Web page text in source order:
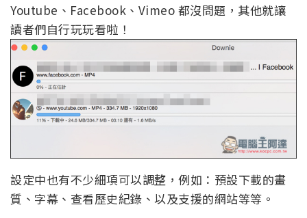
Youtube、Facebook、Vimeo 都沒問題，其他就讓
讀者們自行玩玩看啦！
設定中也有不少細項可以調整，例如：預設下載的畫
質、字幕、查看歷史紀錄、以及支援的網站等等。